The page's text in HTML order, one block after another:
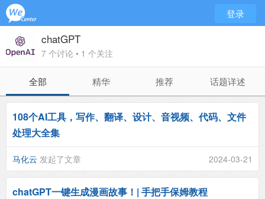
登录
chatGPT
7 个讨论 • 1 个关注
全部 精华 推荐 话题详述
108个AI工具，写作、翻译、设计、音视频、代码、文件
处理大全集
马化云 发起了文章 2024-03-21
chatGPT一键生成漫画故事！| 手把手保姆教程